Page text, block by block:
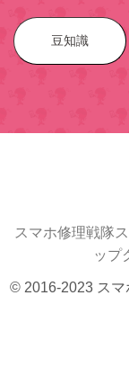
豆知識
スマホ修理戦隊
ップ
© 2016-2023 スマ